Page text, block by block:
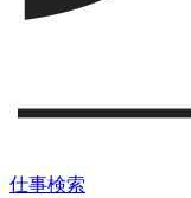
仕事検索